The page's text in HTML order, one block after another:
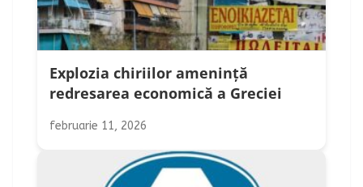
Explozia chiriilor amenință
redresarea economică a Greciei
februarie 11, 2026